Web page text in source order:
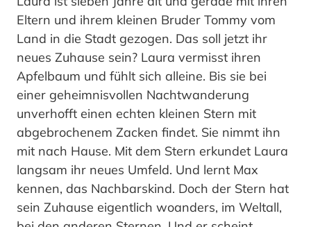
Eltern und ihrem kleinen Bruder Tommy vom
Land in die Stadt gezogen. Das soll jetzt ihr
neues Zuhause sein? Laura vermisst ihren
Apfelbaum und fühlt sich alleine. Bis sie bei
einer geheimnisvollen Nachtwanderung
unverhofft einen echten kleinen Stern mit
abgebrochenem Zacken findet. Sie nimmt ihn
mit nach Hause. Mit dem Stern erkundet Laura
langsam ihr neues Umfeld. Und lernt Max
kennen, das Nachbarskind. Doch der Stern hat
sein Zuhause eigentlich woanders, im Weltall,